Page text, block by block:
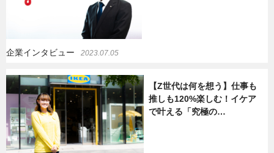
企業インタビュー 2023.07.05
【Z世代は何を想う】仕事も
推しも120%楽しむ！イケア
で叶える「究極の…